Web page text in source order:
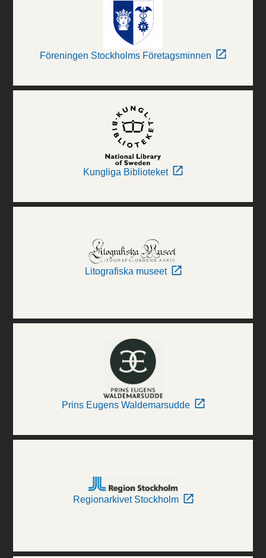
Föreningen Stockholms Företagsminnen
Kungliga Biblioteket
Litografiska museet
Prins Eugens Waldemarsudde
Regionarkivet Stockholm